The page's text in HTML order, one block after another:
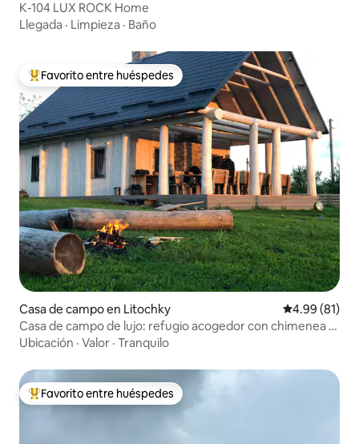
К-104 LUX ROCK Home
Llegada · Limpieza · Baño
De los mejores en Favorito entre huéspedes
Favorito entre huéspedes
Casa de campo en Litochky Calificación
4.99 (81)
Casa de campo de lujo: refugio acogedor con chimenea y
playa
Ubicación · Valor · Tranquilo
De los mejores en Favorito entre huéspedes
Favorito entre huéspedes